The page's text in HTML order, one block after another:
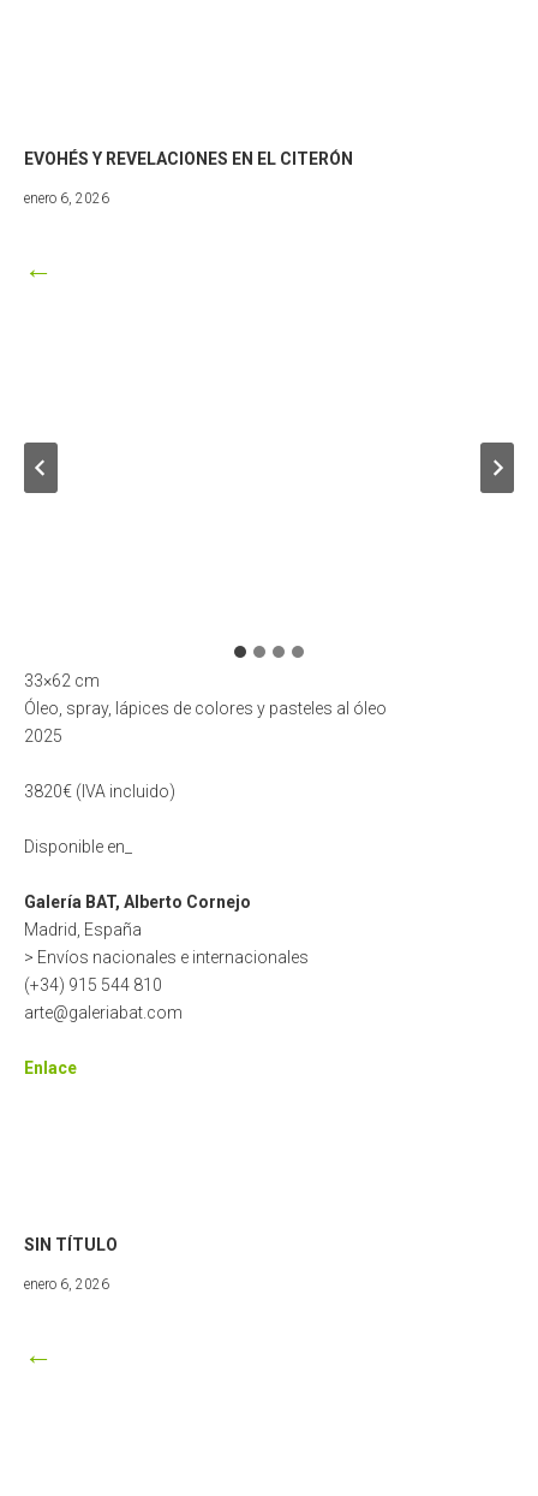
EVOHÉS Y REVELACIONES EN EL CITERÓN
enero 6, 2026julio
←
33×62 cm
Óleo, spray, lápices de colores y pasteles al óleo
2025
3820€ (IVA incluido)
Disponible en_
Galería BAT, Alberto Cornejo
Madrid, España
> Envíos nacionales e internacionales
(+34) 915 544 810
arte@galeriabat.com
Enlace
SIN TÍTULO
enero 6, 2026abril
←